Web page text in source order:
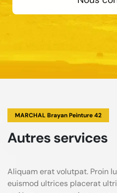
MARCHAL Brayan Peinture 42
Autres services
Aliquam erat volutpat. Proin
euismod ultrices placerat